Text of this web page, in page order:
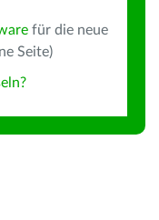
für die neue
Seite)